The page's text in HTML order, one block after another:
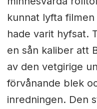
kunnat lyfta
hade varit hyfsat.
en sån kaliber att
av den vetgirige
förvånande blek
inredningen. Den